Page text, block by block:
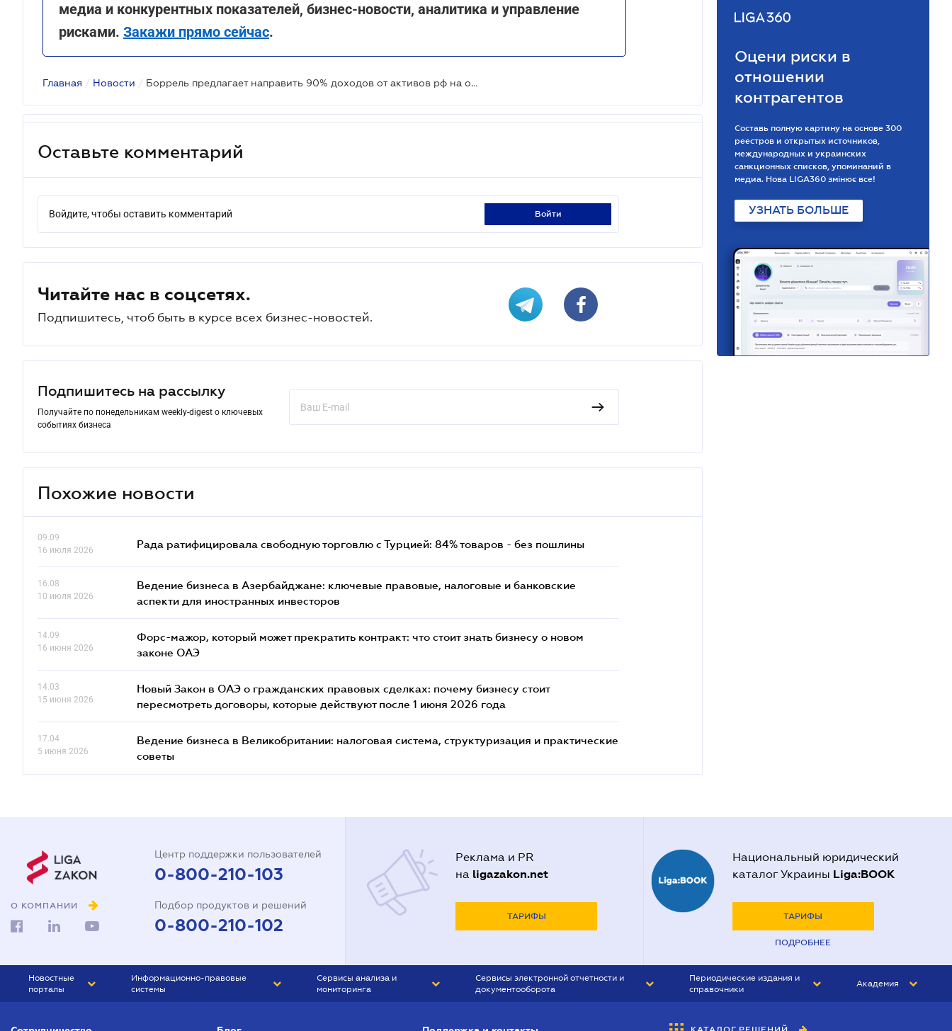
медиа и конкурентных показателей, бизнес-новости, аналитика и управление
рисками. Закажи прямо сейчас.
Главная / Новости / Боррель предлагает направить 90% доходов от активов рф на оружие для Украины - Reuters
Оставьте комментарий
Войдите, чтобы оставить комментарий войти
Читайте нас в соцсетях.
Подпишитесь, чтоб быть в курсе всех бизнес-новостей.
Подпишитесь на рассылку
Получайте по понедельникам weekly-digest о ключевых
событиях бизнеса
Похожие новости
09.09
16 июля 2026
Рада ратифицировала свободную торговлю с Турцией: 84% товаров - без пошлины
16.08
10 июля 2026
Ведение бизнеса в Азербайджане: ключевые правовые, налоговые и банковские
аcпекти для иностранных инвесторов
14.09
16 июня 2026
Форс-мажор, который может прекратить контракт: что стоит знать бизнесу о новом
законе ОАЭ
14.03
15 июня 2026
Новый Закон в ОАЭ о гражданских правовых сделках: почему бизнесу стоит
пересмотреть договоры, которые действуют после 1 июня 2026 года
17.04
5 июня 2026
Ведение бизнеса в Великобритании: налоговая система, структуризация и практические
советы
Оцени риски в
отношении
контрагентов
Составь полную картину на основе 300
реестров и открытых источников,
международных и украинских
санкционных списков, упоминаний в
медиа. Нова LIGA360 змінює все!
УЗНАТЬ БОЛЬШЕ
О КОМПАНИИ
Центр поддержки пользователей
0-800-210-103
Подбор продуктов и решений
0-800-210-102
Реклама и PR
на ligazakon.net
ТАРИФЫ
Национальный юридический
каталог Украины Liga:BOOK
ТАРИФЫ
ПОДРОБНЕЕ
Новостные
порталы
Информационно-правовые
системы
Сервисы анализа и
мониторинга
Сервисы электронной отчетности и
документооборота
Периодические издания и
справочники
Академия